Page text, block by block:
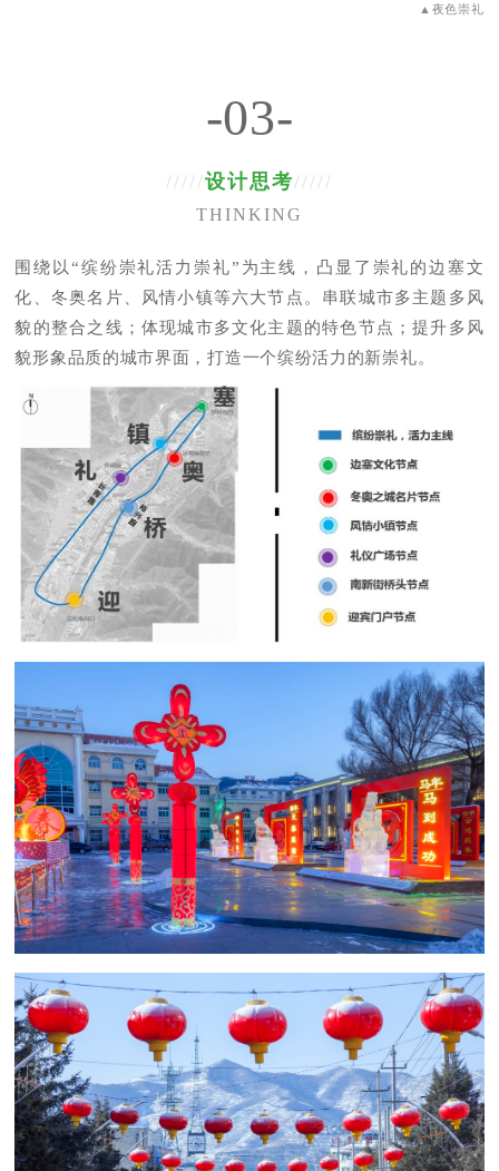
▲夜色崇礼
-03-
/////设计思考/////
THINKING
围绕以“缤纷崇礼活力崇礼”为主线，凸显了崇礼的边塞文
化、冬奥名片、风情小镇等六大节点。串联城市多主题多风
貌的整合之线；体现城市多文化主题的特色节点；提升多风
貌形象品质的城市界面，打造一个缤纷活力的新崇礼。